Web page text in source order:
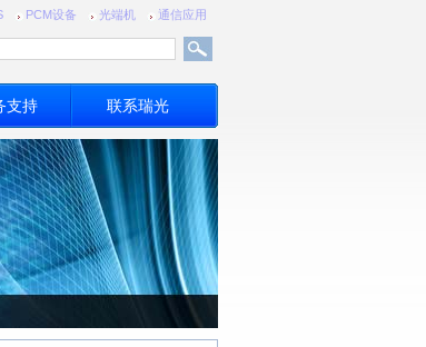
PCM设备 光端机 通信应用
支持 联系瑞光